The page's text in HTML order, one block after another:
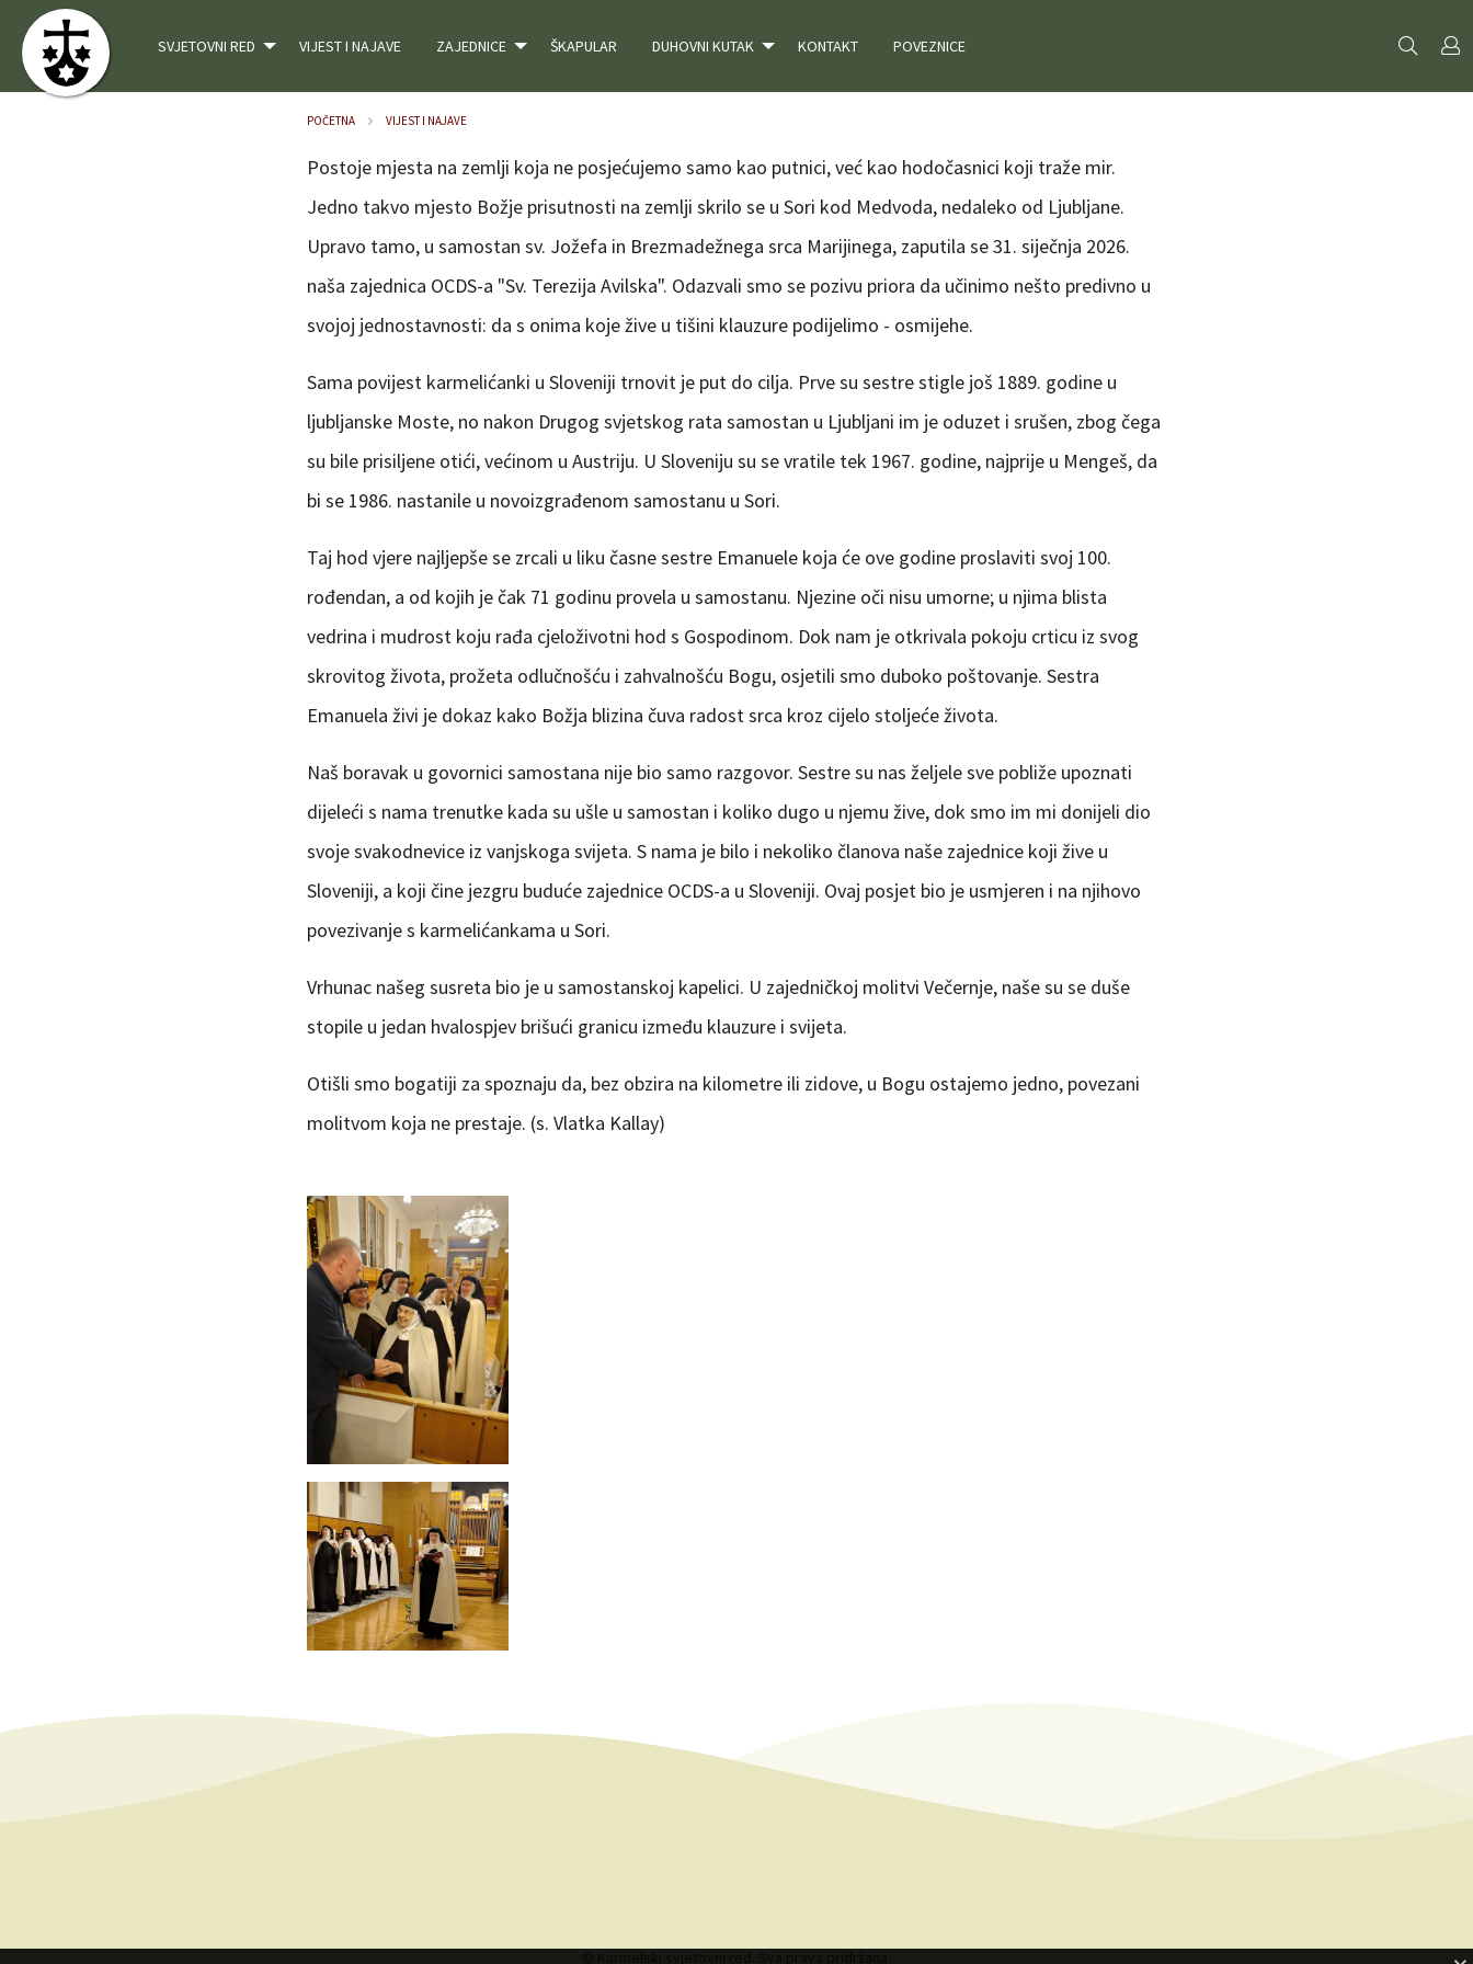
SVJETOVNI RED VIJEST I NAJAVE ZAJEDNICE ŠKAPULAR DUHOVNI KUTAK KONTAKT POVEZNICE
POČETNA VIJEST I NAJAVE
Postoje mjesta na zemlji koja ne posjećujemo samo kao putnici, već kao hodočasnici koji traže mir.
Jedno takvo mjesto Božje prisutnosti na zemlji skrilo se u Sori kod Medvoda, nedaleko od Ljubljane.
Upravo tamo, u samostan sv. Jožefa in Brezmadežnega srca Marijinega, zaputila se 31. siječnja 2026.
naša zajednica OCDS-a "Sv. Terezija Avilska". Odazvali smo se pozivu priora da učinimo nešto predivno u
svojoj jednostavnosti: da s onima koje žive u tišini klauzure podijelimo - osmijehe.
Sama povijest karmelićanki u Sloveniji trnovit je put do cilja. Prve su sestre stigle još 1889. godine u
ljubljanske Moste, no nakon Drugog svjetskog rata samostan u Ljubljani im je oduzet i srušen, zbog čega
su bile prisiljene otići, većinom u Austriju. U Sloveniju su se vratile tek 1967. godine, najprije u Mengeš, da
bi se 1986. nastanile u novoizgrađenom samostanu u Sori.
Taj hod vjere najljepše se zrcali u liku časne sestre Emanuele koja će ove godine proslaviti svoj 100.
rođendan, a od kojih je čak 71 godinu provela u samostanu. Njezine oči nisu umorne; u njima blista
vedrina i mudrost koju rađa cjeloživotni hod s Gospodinom. Dok nam je otkrivala pokoju crticu iz svog
skrovitog života, prožeta odlučnošću i zahvalnošću Bogu, osjetili smo duboko poštovanje. Sestra
Emanuela živi je dokaz kako Božja blizina čuva radost srca kroz cijelo stoljeće života.
Naš boravak u govornici samostana nije bio samo razgovor. Sestre su nas željele sve pobliže upoznati
dijeleći s nama trenutke kada su ušle u samostan i koliko dugo u njemu žive, dok smo im mi donijeli dio
svoje svakodnevice iz vanjskoga svijeta. S nama je bilo i nekoliko članova naše zajednice koji žive u
Sloveniji, a koji čine jezgru buduće zajednice OCDS-a u Sloveniji. Ovaj posjet bio je usmjeren i na njihovo
povezivanje s karmelićankama u Sori.
Vrhunac našeg susreta bio je u samostanskoj kapelici. U zajedničkoj molitvi Večernje, naše su se duše
stopile u jedan hvalospjev brišući granicu između klauzure i svijeta.
Otišli smo bogatiji za spoznaju da, bez obzira na kilometre ili zidove, u Bogu ostajemo jedno, povezani
molitvom koja ne prestaje. (s. Vlatka Kallay)